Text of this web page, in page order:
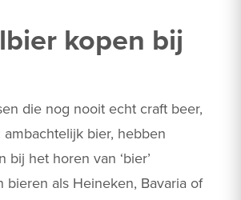
kopen bij
die nog nooit echt craft beer,
bier, hebben
bij het horen van ‘bier’
bieren als Heineken, Bavaria of